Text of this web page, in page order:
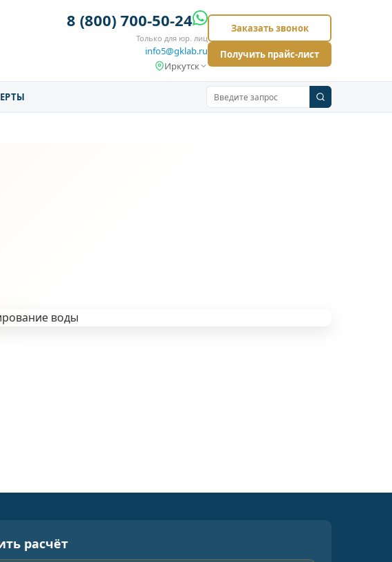
8 (800) 700-50-24
Только для юр. лиц
info5@gklab.ru
Иркутск
Заказать звонок
Получить прайс-лист
расчёт